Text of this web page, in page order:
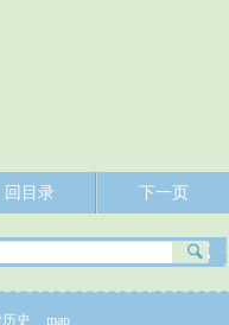
回目录 下一页
史 map